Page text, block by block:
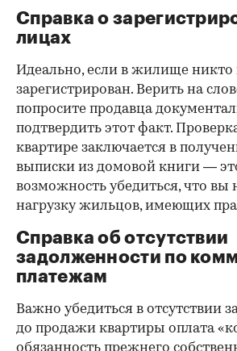
Справка о
лицах
Идеально, если в жилище никто
зарегистрирован. Верить на
попросите продавца
подтвердить этот факт.
квартире заключается в
выписки из домовой книги —
возможность убедиться, что вы
нагрузку жильцов, имеющих
Справка об отсутствии
задолженности по
платежам
Важно убедиться в отсутствии
до продажи квартиры оплата
обязанность прежнего